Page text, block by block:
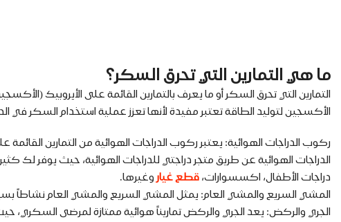
ما هي التمارين التي تحرق السكر؟
التمارين التي تحرق السكر أو ما يعرف بالتمارين القائمة على
الأكسجين لتوليد الطاقة تعتبر مفيدة لأنها تعزز عملية استخدام السكر في
ركوب الدراجات الهوائية: يعتبر ركوب الدراجات الهوائية من التمارين
الدراجات الهوائية عن طريق متجر دراجتي للدراجات الهوائية، حيث يوفر لك
دراجات الأطفال، اكسسوارات، قطع غيار وغيرها.
المشي السريع والمشي العام: يمثل المشي السريع والمشي العام
الجري والركض: يعد الجري والركض تماريناً هوائية ممتازة لمرضى السكري،